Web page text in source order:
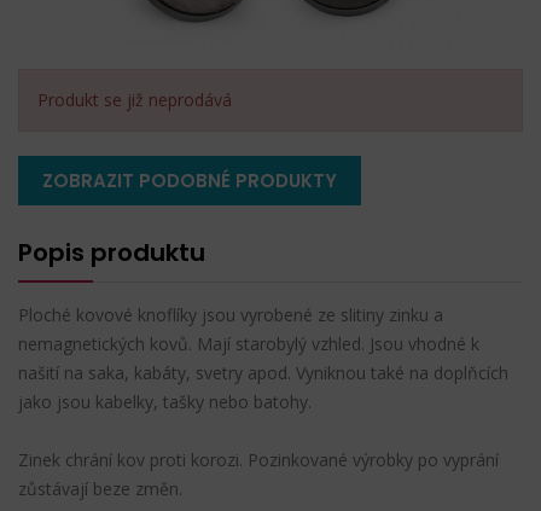
Produkt se již neprodává
ZOBRAZIT PODOBNÉ PRODUKTY
Popis produktu
Ploché kovové knoflíky jsou vyrobené ze slitiny zinku a
nemagnetických kovů. Mají starobylý vzhled. Jsou vhodné k
našití na saka, kabáty, svetry apod. Vyniknou také na doplňcích
jako jsou kabelky, tašky nebo batohy.
Zinek chrání kov proti korozi. Pozinkované výrobky po vyprání
zůstávají beze změn.